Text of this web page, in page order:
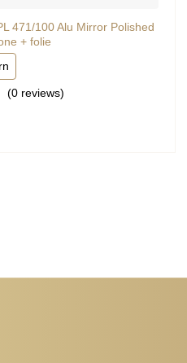
471/100 Alu Mirror Polished
+ folie
(0reviews)